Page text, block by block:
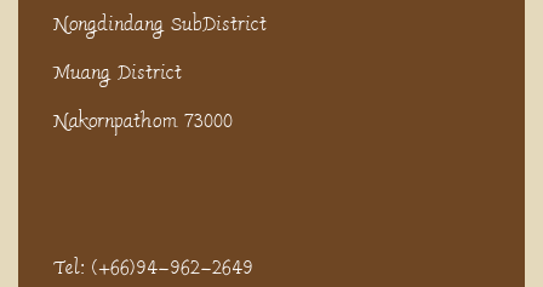
Nongdindang SubDistrict
Muang District
Nakornpathom 73000
Tel: (+66)94-962-2649